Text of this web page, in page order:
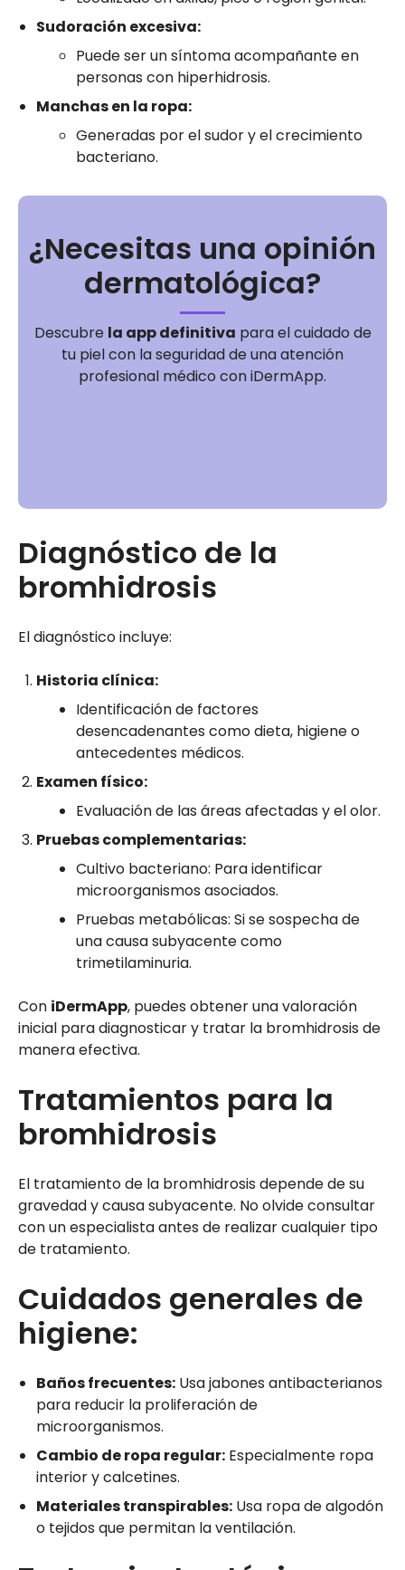
Sudoración excesiva:
Puede ser un síntoma acompañante en
personas con hiperhidrosis.
Manchas en la ropa:
Generadas por el sudor y el crecimiento
bacteriano.
¿Necesitas una opinión
dermatológica?
Descubre la app definitiva para el cuidado de
tu piel con la seguridad de una atención
profesional médico con iDermApp.
Diagnóstico de la
bromhidrosis
El diagnóstico incluye:
Historia clínica:
Identificación de factores
desencadenantes como dieta, higiene o
antecedentes médicos.
Examen físico:
Evaluación de las áreas afectadas y el olor.
Pruebas complementarias:
Cultivo bacteriano: Para identificar
microorganismos asociados.
Pruebas metabólicas: Si se sospecha de
una causa subyacente como
trimetilaminuria.
Con iDermApp, puedes obtener una valoración
inicial para diagnosticar y tratar la bromhidrosis de
manera efectiva.
Tratamientos para la
bromhidrosis
El tratamiento de la bromhidrosis depende de su
gravedad y causa subyacente. No olvide consultar
con un especialista antes de realizar cualquier tipo
de tratamiento.
Cuidados generales de
higiene:
Baños frecuentes: Usa jabones antibacterianos
para reducir la proliferación de
microorganismos.
Cambio de ropa regular: Especialmente ropa
interior y calcetines.
Materiales transpirables: Usa ropa de algodón
o tejidos que permitan la ventilación.